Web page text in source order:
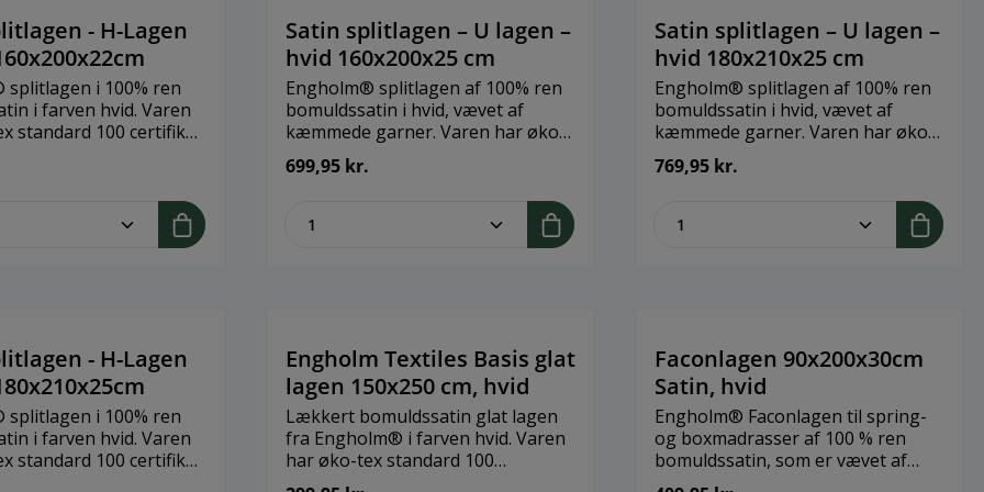
- H-Lagen
splitlagen i 100% ren
i farven hvid. Varen
standard 100 certifikat.
til elevationsseng med
Kan vaskes v/
/ tumblertørring højst
Satin splitlagen – U lagen –
hvid 160x200x25 cm
Engholm® splitlagen af 100% ren
bomuldssatin i hvid, vævet af
kæmmede garner. Varen har øko-
tex standard 100 certifikat. U-
lagen er til elevationsseng med en
stor topmadrasser. Lagnet har
ingen sammensyet på midten, 25
cm sider som er lukket ind under
699,95 kr.
zentheme.component.product.quantitySelect.legend
Satin splitlagen – U lagen –
hvid 180x210x25 cm
Engholm® splitlagen af 100% ren
bomuldssatin i hvid, vævet af
kæmmede garner. Varen har øko-
tex standard 100 certifikat. U-
lagen er til elevationsseng med en
stor topmadrasser. Lagnet har
ingen sammensyet på midten, 25
cm sider som er lukket ind under
769,95 kr.
- H-Lagen
splitlagen i 100% ren
i farven hvid. Varen
standard 100 certifikat.
elevationsseng med
Engholm Textiles Basis glat
lagen 150x250 cm, hvid
Lækkert bomuldssatin glat lagen
fra Engholm® i farven hvid. Varen
har øko-tex standard 100
certifikat. Et glat lagen er uden
Faconlagen 90x200x30cm
Satin, hvid
Engholm® Faconlagen til spring-
og boxmadrasser af 100 % ren
bomuldssatin, som er vævet af
kæmmede garner. Varen har øko-